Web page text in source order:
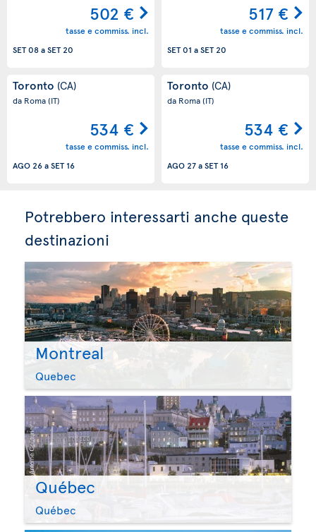
502 €
tasse e commiss. incl.
SET 08aSET 20
517 €
tasse e commiss. incl.
SET 01 aSET 20
Toronto (CA)
da Roma(IT)
534 €
tasse e commiss. incl.
AGO 26aSET 16
Toronto (CA)
da Roma(IT)
534 €
tasse e commiss. incl.
AGO 27aSET 16
Potrebbero interessarti anche queste
destinazioni
Montreal
Quebec
Québec
Québec